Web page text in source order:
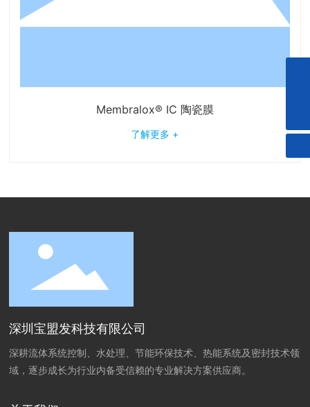
Membralox® IC 陶瓷膜
了解更多 +
深圳宝盟发科技有限公司
深耕流体系统控制、水处理、节能环保技术、热能系统及密封技术领
域，逐步成长为行业内备受信赖的专业解决方案供应商。
bmf01@szbmf.cn
+86-0755-29163586